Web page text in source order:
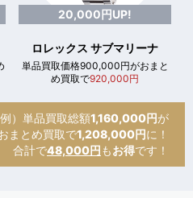
20,000円UP!
ロレックス サブマリーナ
単品買取価格900,000円がおまと
め買取で920,000円
例）単品買取総額1,160,000円が
まとめ買取で1,208,000円に！
合計で48,000円 もお得です！